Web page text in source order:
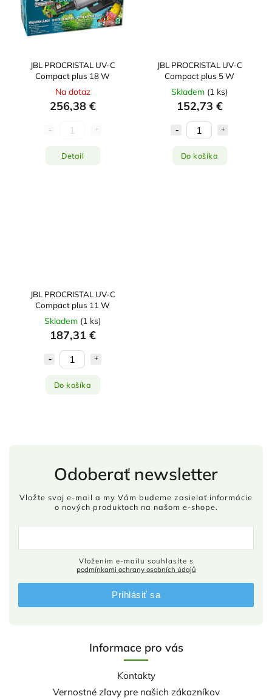
JBL PROCRISTAL UV-C
Compact plus 18 W
Na dotaz
256,38 €
Detail
JBL PROCRISTAL UV-C
Compact plus 5 W
Skladem (1 ks)
152,73 €
Do košíka
JBL PROCRISTAL UV-C
Compact plus 11 W
Skladem (1 ks)
187,31 €
Do košíka
Informace pro vás
Kontakty
Vernostné zľavy pre našich zákazníkov
Odoberať newsletter
Vložte svoj e-mail a my Vám budeme zasielať informácie
o nových produktoch na našom e-shope.
podmínkami ochrany osobních údajů
Prihlásiť sa